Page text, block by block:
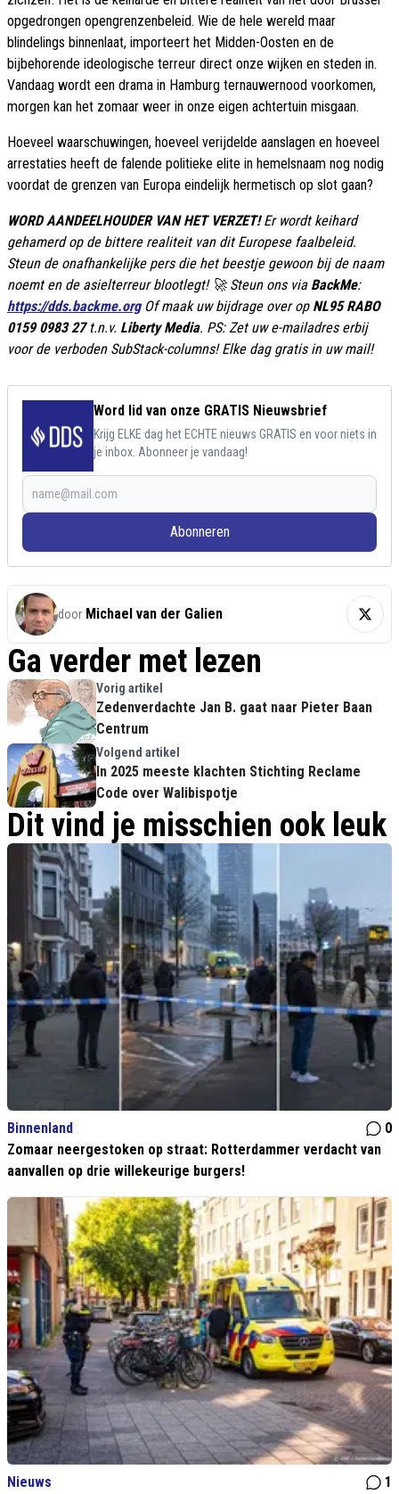
opgedrongen opengrenzenbeleid. Wie de hele wereld maar
blindelings binnenlaat, importeert het Midden-Oosten en de
bijbehorende ideologische terreur direct onze wijken en steden in.
Vandaag wordt een drama in Hamburg ternauwernood voorkomen,
morgen kan het zomaar weer in onze eigen achtertuin misgaan.
Hoeveel waarschuwingen, hoeveel verijdelde aanslagen en hoeveel
arrestaties heeft de falende politieke elite in hemelsnaam nog nodig
voordat de grenzen van Europa eindelijk hermetisch op slot gaan?
WORD AANDEELHOUDER VAN HET VERZET! Er wordt keihard
gehamerd op de bittere realiteit van dit Europese faalbeleid.
Steun de onafhankelijke pers die het beestje gewoon bij de naam
noemt en de asielterreur blootlegt! 🚀 Steun ons via BackMe:
https://dds.backme.orgOf maak uw bijdrage over op NL95 RABO
0159 0983 27t.n.v. Liberty Media. PS: Zet uw e-mailadres erbij
voor de verboden SubStack-columns! Elke dag gratis in uw mail!
Word lid van onze GRATIS Nieuwsbrief
Krijg ELKE dag het ECHTE nieuws GRATIS en voor niets in
je inbox. Abonneer je vandaag!
Abonneren
door Michael van der Galien
Ga verder met lezen
Vorig artikel
Zedenverdachte Jan B. gaat naar Pieter Baan
Centrum
Volgend artikel
In 2025 meeste klachten Stichting Reclame
Code over Walibispotje
Dit vind je misschien ook leuk
Binnenland
0
Zomaar neergestoken op straat: Rotterdammer verdacht van
aanvallen op drie willekeurige burgers!
Nieuws
1